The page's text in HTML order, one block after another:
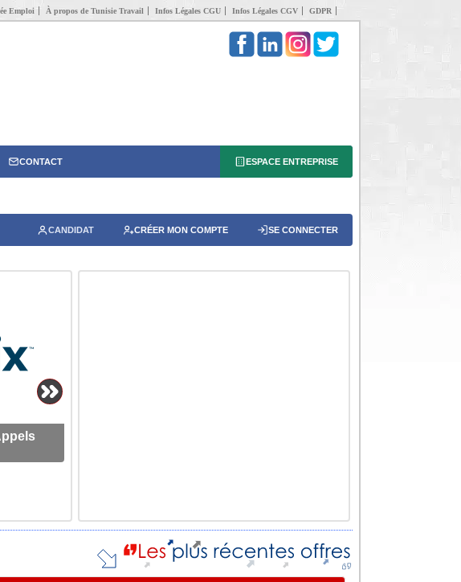
Emploi À propos de Tunisie Travail Infos Légales CGU Infos Légales CGV GDPR
CONTACT ESPACE ENTREPRISE
CANDIDAT CRÉER MON COMPTE SE CONNECTER